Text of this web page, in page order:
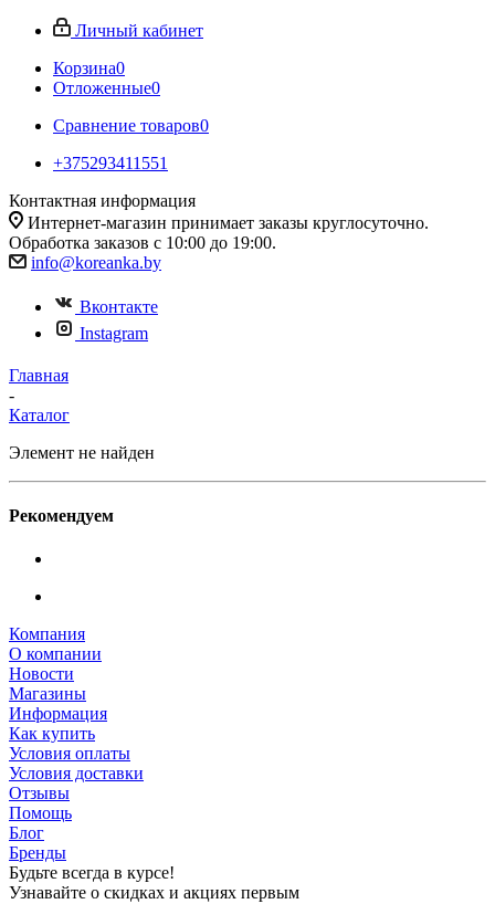
Личный кабинет
Корзина0
Отложенные0
Сравнение товаров0
+375293411551
Контактная информация
Интернет-магазин принимает заказы круглосуточно.
Обработка заказов с 10:00 до 19:00.
info@koreanka.by
Вконтакте
Instagram
Главная
-
Каталог
Элемент не найден
Рекомендуем
Компания
О компании
Новости
Магазины
Информация
Как купить
Условия оплаты
Условия доставки
Отзывы
Помощь
Блог
Бренды
Будьте всегда в курсе!
Узнавайте о скидках и акциях первым